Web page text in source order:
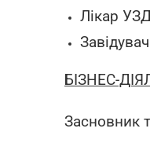
Лікар
БІЗНЕС-
Засновник